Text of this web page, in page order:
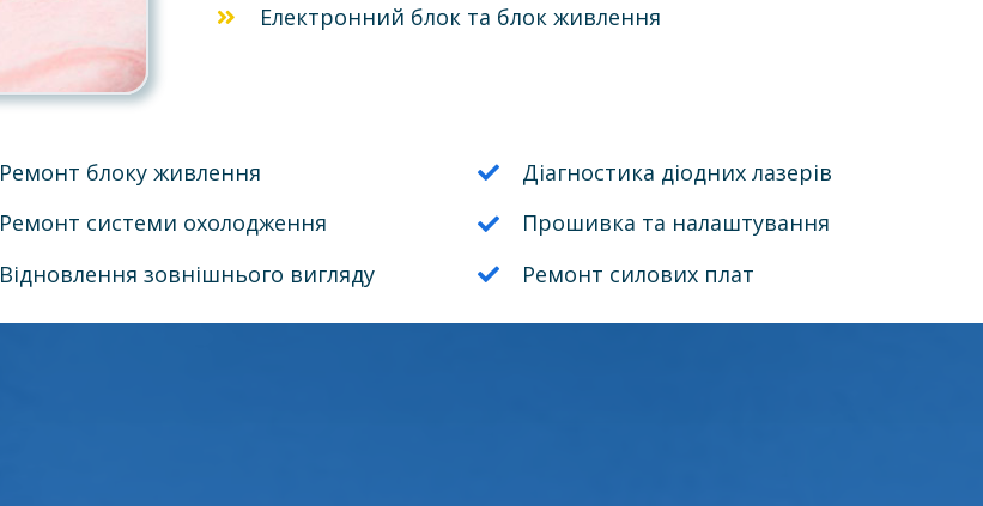
Електронний блок та блок живлення
Ремонт блоку живлення
Ремонт системи охолодження
Відновлення зовнішнього вигляду
Діагностика діодних лазерів
Прошивка та налаштування
Ремонт силових плат